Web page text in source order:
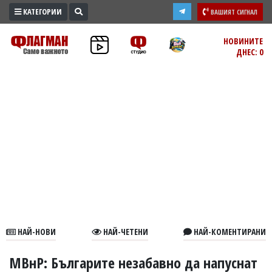
ПРОМО
ЗОНА
В
КАТЕГОРИИ ВАШИЯТ СИГНАЛ
НОВИНИТЕ
ДНЕС: 0
НАЙ-НОВИ НАЙ-ЧЕТЕНИ НАЙ-КОМЕНТИРАНИ
МВнР: Българите незабавно да напуснат